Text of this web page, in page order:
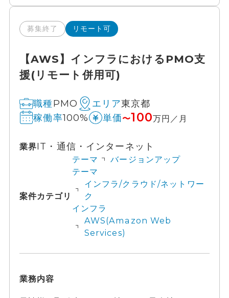
募集終了 リモート可
【AWS】インフラにおけるPMO支
援(リモート併用可)
職種PMO エリア東京都
稼働率100% 単価〜100万円／月
業界IT・通信・インターネット
案件カテゴリ
テーマ
バージョンアップ
テーマ
インフラ/クラウド/ネットワー
ク
インフラ
AWS(Amazon Web
Services)
業務内容